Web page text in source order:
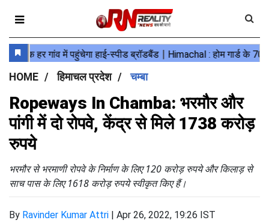
HOME हिमाचल प्रदेश चम्बा
Ropeways In Chamba: भरमौर और
पांगी में दो रोपवे, केंद्र से मिले 1738 करोड़
रुपये
भरमौर से भरमाणी रोपवे के निर्माण के लिए 120 करोड़ रुपये और किलाड़ से
साच पास के लिए 1618 करोड़ रुपये स्वीकृत किए हैं।
By Ravinder Kumar Attri | Apr 26, 2022, 19:26 IST